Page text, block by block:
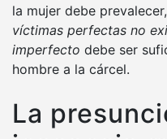
la mujer debe
víctimas perfectas no
imperfecto debe ser
hombre a la cárcel.
La